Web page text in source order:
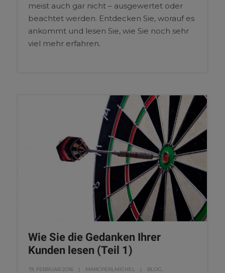
meist auch gar nicht – ausgewertet oder
beachtet werden. Entdecken Sie, worauf es
ankommt und lesen Sie, wie Sie noch sehr
viel mehr erfahren.
Wie Sie die Gedanken Ihrer
Kunden lesen (Teil 1)
19. FEBRUAR 2016 MARCPERLMICHEL BLOG,